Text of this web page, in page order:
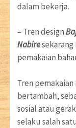
dalam bekerja.
– Tren design
Nabiresekarang
pemakaian
Tren
bertambah,
sosial atau
selaku salah